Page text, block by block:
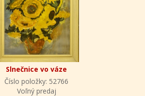
Slnečnice vo váze
Číslo položky: 52766
Voľný predaj